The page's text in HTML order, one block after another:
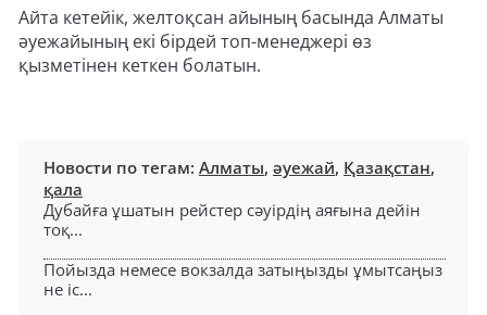
Айта кетейік, желтоқсан айының басында Алматы
әуежайының екі бірдей топ-менеджері өз
қызметінен кеткен болатын.
Новости по тегам: Алматы, әуежай, Қазақстан,
қала
Дубайға ұшатын рейстер сәуірдің аяғына дейін
тоқ...
Пойызда немесе вокзалда затыңызды ұмытсаңыз
не іс...